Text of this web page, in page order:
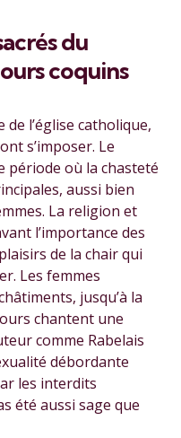
du
coquins
l’église catholique,
s’imposer. Le
période où la chasteté
aussi bien
La religion et
l’importance des
de la chair qui
Les femmes
jusqu’à la
chantent une
comme Rabelais
débordante
les interdits
été aussi sage que